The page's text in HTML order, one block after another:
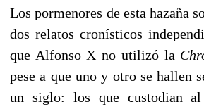
Los pormenores de esta hazaña
dos relatos cronísticos
que Alfonso X no utilizó la
pese a que uno y otro se hallen
un siglo: los que custodian